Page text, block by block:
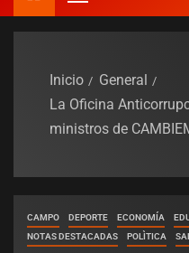
Inicio
General
La Oficina
ministros de
CAMPO DEPORTE ECONOMÍA
NOTAS DESTACADAS
POLÌTICA